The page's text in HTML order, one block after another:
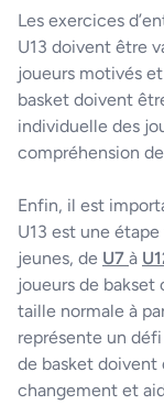
Les exercices
U13 doivent être
joueurs motivés
basket doivent
individuelle des
compréhension
Enfin, il est
U13 est une
jeunes, de U7 à
joueurs de
taille normale à
représente un
de basket
changement et